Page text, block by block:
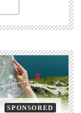
SPONSORED